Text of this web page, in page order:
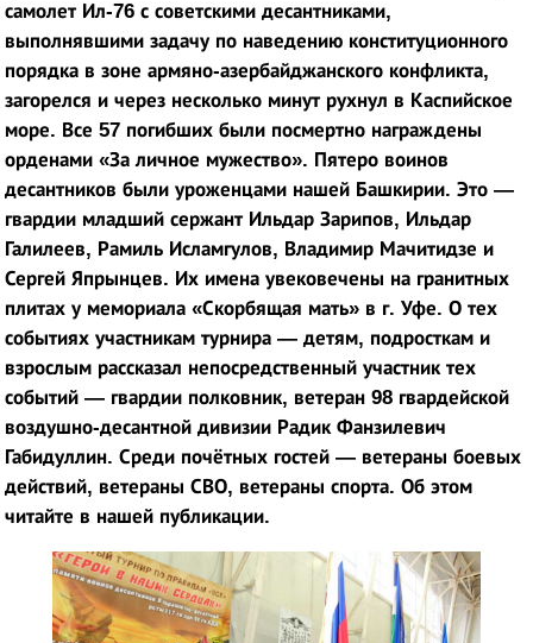
самолет Ил-76 с советскими десантниками,
выполнявшими задачу по наведению конституционного
порядка в зоне армяно-азербайджанского конфликта,
загорелся и через несколько минут рухнул в Каспийское
море. Все 57 погибших были посмертно награждены
орденами «За личное мужество». Пятеро воинов
десантников были уроженцами нашей Башкирии. Это —
гвардии младший сержант Ильдар Зарипов, Ильдар
Галилеев, Рамиль Исламгулов, Владимир Мачитидзе и
Сергей Япрынцев. Их имена увековечены на гранитных
плитах у мемориала «Скорбящая мать» в г. Уфе. О тех
событиях участникам турнира — детям, подросткам и
взрослым рассказал непосредственный участник тех
событий — гвардии полковник, ветеран 98 гвардейской
воздушно-десантной дивизии Радик Фанзилевич
Габидуллин. Среди почётных гостей— ветераны боевых
действий, ветераны СВО, ветераны спорта. Об этом
читайте в нашей публикации.